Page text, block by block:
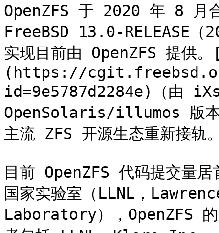
OpenZFS 于 2020 年 8 月
FreeBSD 13.0-RELEASE（
实现目前由 OpenZFS 提供
(https://
id=9e5787d2284e)（由
OpenSolaris/illumos 版本
主流 ZFS 开源生态重新接轨
目前 OpenZFS 代码提交量居
国家实验室（LLNL，
Laboratory），OpenZFS 的